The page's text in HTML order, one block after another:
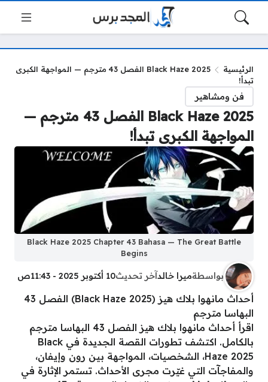
الرئيسية
Black Haze 2025 الفصل 43 مترجم — المواجهة الكبرى
تبدأ!
فن ومشاهير
Black Haze 2025 الفصل 43 مترجم —
المواجهة الكبرى تبدأ!
Black Haze 2025 Chapter 43 Bahasa — The Great Battle
Begins
بواسطةميرا خالدآخر تحديث10 أكتوبر 2025 - 11:43ص
أحداث مانهوا بلاك هيز (Black Haze 2025) الفصل 43
البهاسا مترجم
اقرأ أحداث مانهوا بلاك هيز الفصل 43 البهاسا مترجم
بالكامل. اكتشف تطورات القصة الجديدة في Black
Haze 2025، الشخصيات، المواجهة بين رون وإيفان،
والمفاجآت التي غيّرت مجرى الأحداث. تستمر الإثارة في